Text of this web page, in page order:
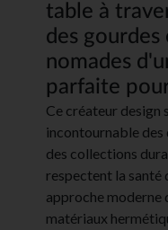
table à
des gourdes
nomades
parfaite
Ce créateur design
incontournable des
des collections
respectent la santé
approche moderne
matériaux